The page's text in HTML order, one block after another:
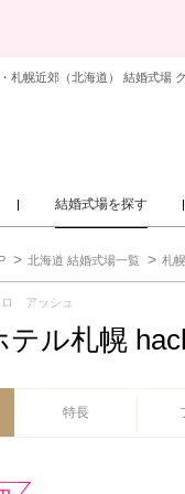
札幌近郊（北海道） 結婚式場
結婚式場を探す
北海道 結婚式場一覧 札
ロ アッシュ
テル札幌
特長